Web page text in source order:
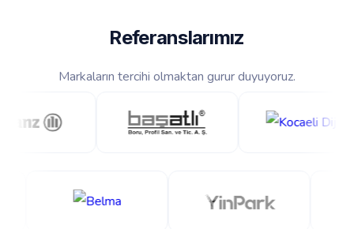
Referanslarımız
Markaların tercihi olmaktan gurur duyuyoruz.